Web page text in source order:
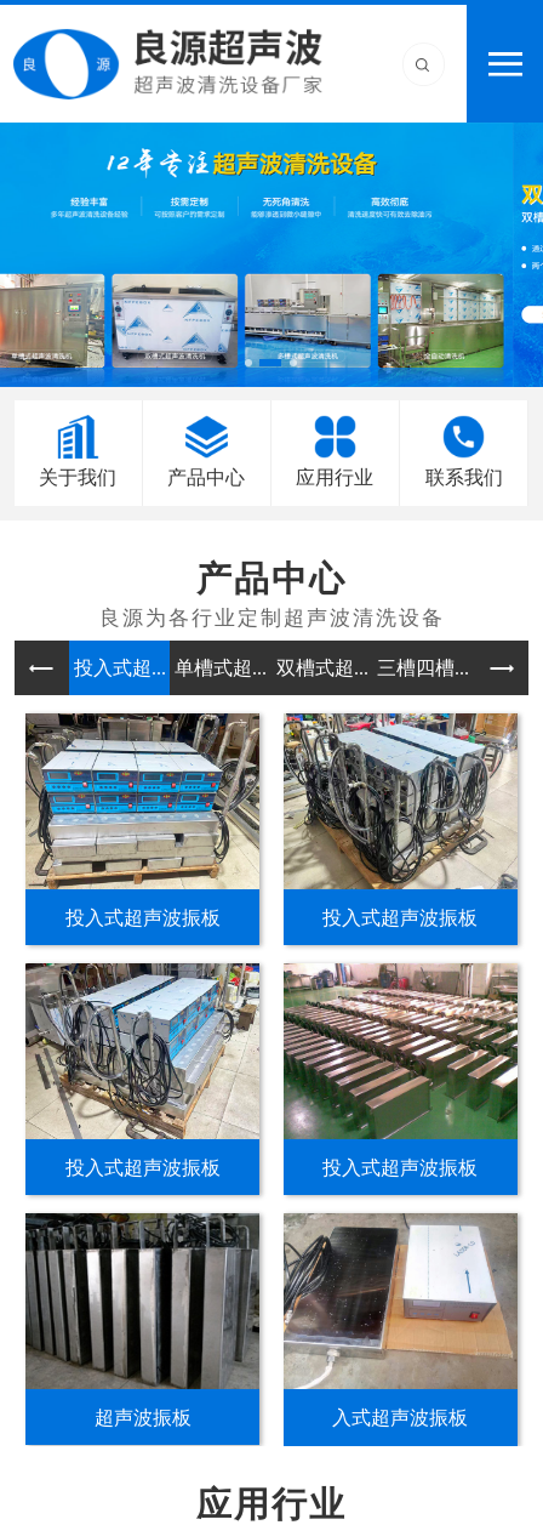
关于我们 产品中心 应用行业 联系我们
产品中心
投入式超... 单槽式超... 双槽式超... 三槽四槽... 多槽
投入式超声波振板 投入式超声波振板
投入式超声波振板 投入式超声波振板
超声波振板 入式超声波振板
应用行业